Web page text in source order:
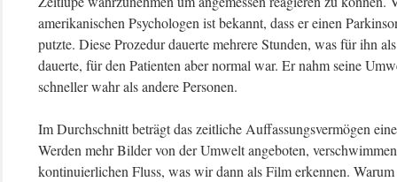
amerikanischen Psychologen ist bekannt, dass er einen
putzte. Diese Prozedur dauerte mehrere Stunden, was für ihn
dauerte, für den Patienten aber normal war. Er nahm seine
schneller wahr als andere Personen.
Im Durchschnitt beträgt das zeitliche Auffassungsvermögen
Werden mehr Bilder von der Umwelt angeboten,
kontinuierlichen Fluss, was wir dann als Film erkennen.